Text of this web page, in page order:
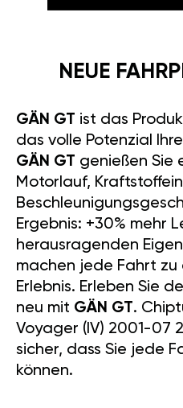
NEUE
GÄN GT ist das
das volle Potenzial
GÄN GT genießen Sie
Motorlauf,
Ergebnis: +30% mehr
herausragenden
machen jede Fahrt zu
Erlebnis. Erleben Sie
neu mit GÄN GT.
Voyager (IV) 2001-07
sicher, dass Sie jede
können.